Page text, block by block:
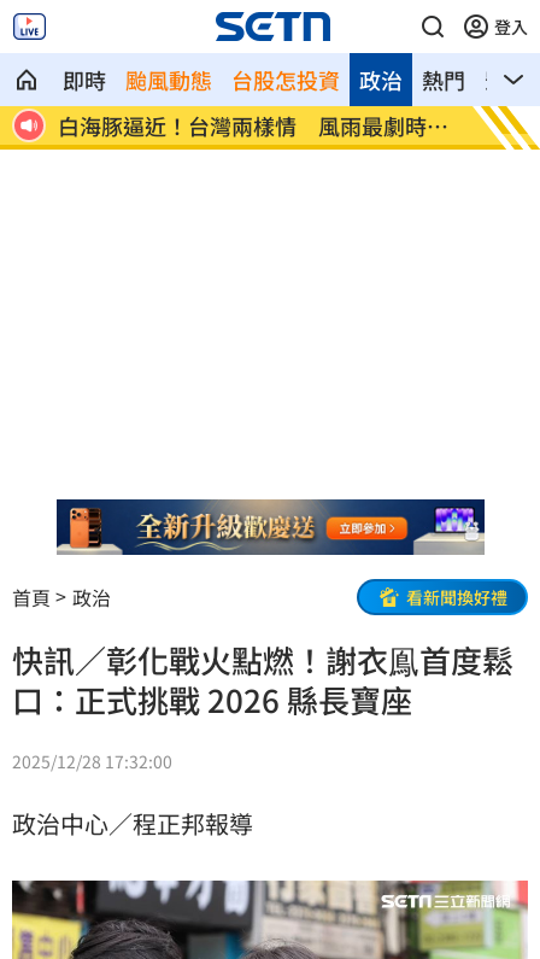
登入
即時 颱風動態 台股怎投資 熱門 影音
政治
劇時間
陳時中示警勿信疫苗掮客 鄭麗文竟扯這
句
首頁 政治 看新聞換好禮
快訊／彰化戰火點燃！謝衣鳯首度鬆
口：正式挑戰 2026 縣長寶座
2025/12/28 17:32:00
政治中心／程正邦報導